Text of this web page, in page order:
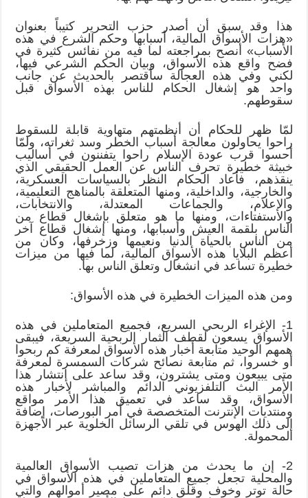
هذا وقد سبق أن أصدر حزب التحرير كتيباً بعنوان
«هزات الأسواق المالية، أسبابها وحكم الشرع في هذه
الأسباب» أنصح بمراجعته لما فيه من نفائس كثيرة في
فضح واقع هذه الأسواق، وبيان الحكم الشرعي فيها،
لكني وفي هذه العجالة سأقتصر بالحديث عن جانب
واحد هو إشغال الحكام للناس بهذه الأسواق قبل
سقوطهم.
لمّا ظهر للحكام أن أنظمتهم متهاوية قابلة للسقوط
راحوا يحاولون معالجة أسباب الخطر وسد ثغراته، ولمّا
أحسوا قرب عودة الإسلام راحوا يتفننون في أساليب
خبيثة خطيرة تحرف الناس عن العمل الحقيقي الذي
ينقذهم، فأعاد الحكام النظر بالسياسات العسكرية،
والخارجية، والداخلية، ومنها المتعلقة بالمناهج التعليمية،
والإعلام، والجماعات المعتدلة، والانتخابات،
والاستفتاءات، ومنها ما هو متعلق بإشغال قطاع من
الناس بلقمة العيش وأسبابها، ومنها إشغال قطاع آخر
من الناس بالحياة الدنيا ونعيمها وزخرفها، وكان من
أعظم البلايا هذه الأسواق المالية، لما فيها من ميزات
خطيرة تساعد في انشغال وتعلق الناس بها.
ومن هذه الميزات الخطيرة في هذه الأسواق:
1- الإغراء الربحي السريع، فجميع المتعاملين في هذه
الأسواق يسعون لقطف الثمار الربحية السريعة، فيبقى
همهم الوحيد متابعة أخبار هذه الأسواق لمعرفة كم ربحوا
أو خسروا، ثم متابعة نصائح شركات السمسرة لمعرفة
متى يبيعون ومتى يشترون، وقد ساعد على انتشار هذا
الأمر البث التلفزيوني الدائم والمباشر لأخبار هذه
الأسواق، وقد ساعد في تعميق هذا الأمر مواقع
ومنتديات الإنترنت المتخصصة في أمر البورصات، إضافة
إلى ذلك الهوس في تلقي الرسائل الخلوية عبر الأجهزة
المحمولة.
2- إن ما يحدث من هزات تصيب الأسواق العالمية
والمحلية تجعل جميع المتعاملين في هذه الأسواق في
حالة توتر وخوف وقلق دائم على مصير أموالهم والتي